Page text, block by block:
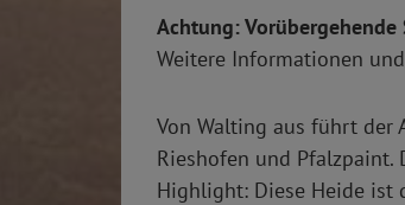
Achtung:
Weitere Informationen
Von Walting aus führt der
Rieshofen und
Highlight: Diese Heide ist